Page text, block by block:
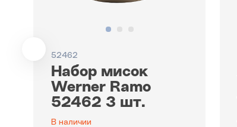
52462
Набор мисок
Werner Ramo
52462 3 шт.
В наличии